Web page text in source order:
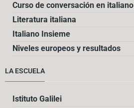
Curso de conversación en italiano
Literatura italiana
Italiano Insieme
Niveles europeos y resultados
LA ESCUELA
Istituto Galilei